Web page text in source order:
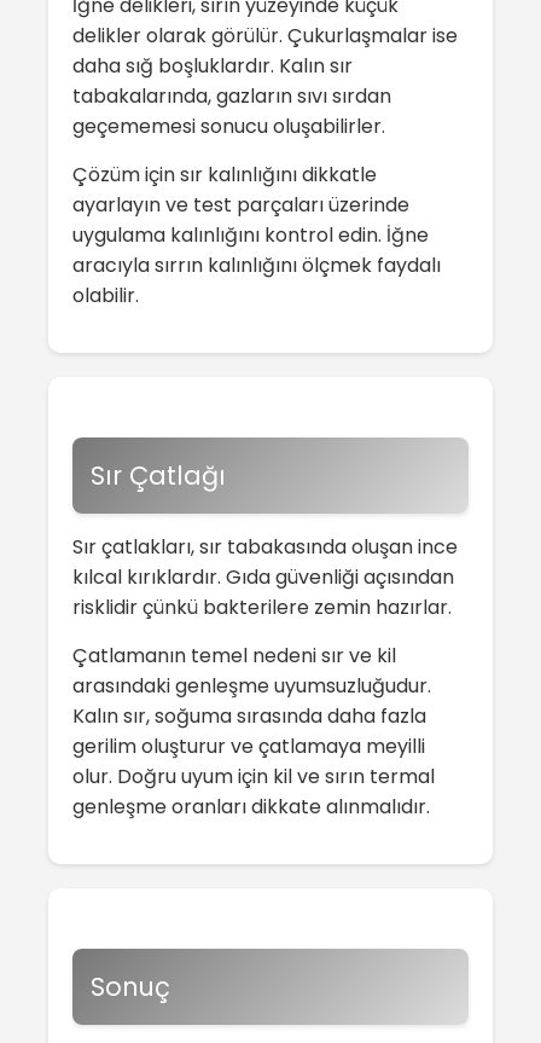
İğne delikleri, sırın yüzeyinde küçük
delikler olarak görülür. Çukurlaşmalar ise
daha sığ boşluklardır. Kalın sır
tabakalarında, gazların sıvı sırdan
geçememesi sonucu oluşabilirler.
Çözüm için sır kalınlığını dikkatle
ayarlayın ve test parçaları üzerinde
uygulama kalınlığını kontrol edin. İğne
aracıyla sırrın kalınlığını ölçmek faydalı
olabilir.
Sır Çatlağı
Sır çatlakları, sır tabakasında oluşan ince
kılcal kırıklardır. Gıda güvenliği açısından
risklidir çünkü bakterilere zemin hazırlar.
Çatlamanın temel nedeni sır ve kil
arasındaki genleşme uyumsuzluğudur.
Kalın sır, soğuma sırasında daha fazla
gerilim oluşturur ve çatlamaya meyilli
olur. Doğru uyum için kil ve sırın termal
genleşme oranları dikkate alınmalıdır.
Sonuç